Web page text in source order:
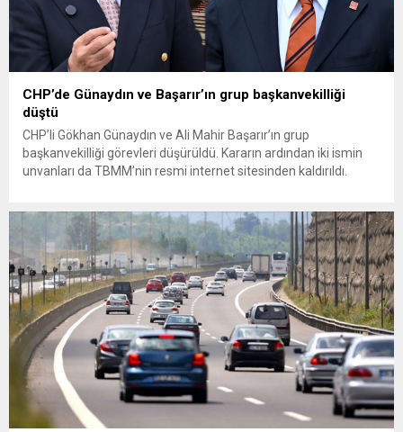
CHP’de Günaydın ve Başarır’ın grup başkanvekilliği
düştü
CHP’li Gökhan Günaydın ve Ali Mahir Başarır’ın grup
başkanvekilliği görevleri düşürüldü. Kararın ardından iki ismin
unvanları da TBMM’nin resmi internet sitesinden kaldırıldı.
çıkarma cezası uygulanmak üzere Yüksek Disiplin Kurulu’na
(YDK) sevk edilen ve partideki tüm görevlerinden...